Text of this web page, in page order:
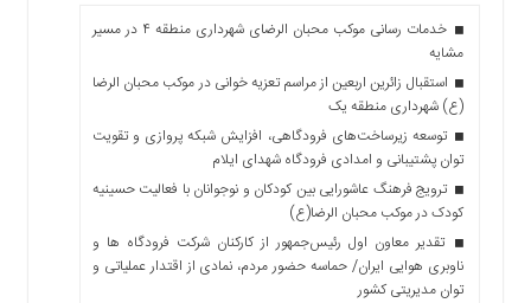
خدمات رسانی موکب محبان الرضای شهرداری منطقه ۴ در مسیر
مشایه
استقبال زائرین اربعین از مراسم تعزیه خوانی در موکب محبان الرضا
(ع) شهرداری منطقه یک
توسعه زیرساخت‌های فرودگاهی، افزایش شبکه پروازی و تقویت
توان پشتیبانی و امدادی فرودگاه شهدای ایلام
ترویج فرهنگ عاشورایی بین کودکان و نوجوانان با فعالیت حسینیه
کودک در موکب محبان الرضا(ع)
تقدیر معاون اول رئیس‌جمهور از کارکنان شرکت فرودگاه ها و
ناوبری هوایی ایران/ حماسه حضور مردم، نمادی از اقتدار عملیاتی و
توان مدیریتی کشور